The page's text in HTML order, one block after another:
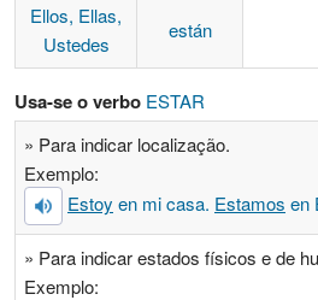
Ellos, Ellas,
Ustedes
están
Usa-se o verbo ESTAR
» Para indicar localização.
Exemplo:
Estoy en mi casa. Estamos en
» Para indicar estados físicos e de
Exemplo: